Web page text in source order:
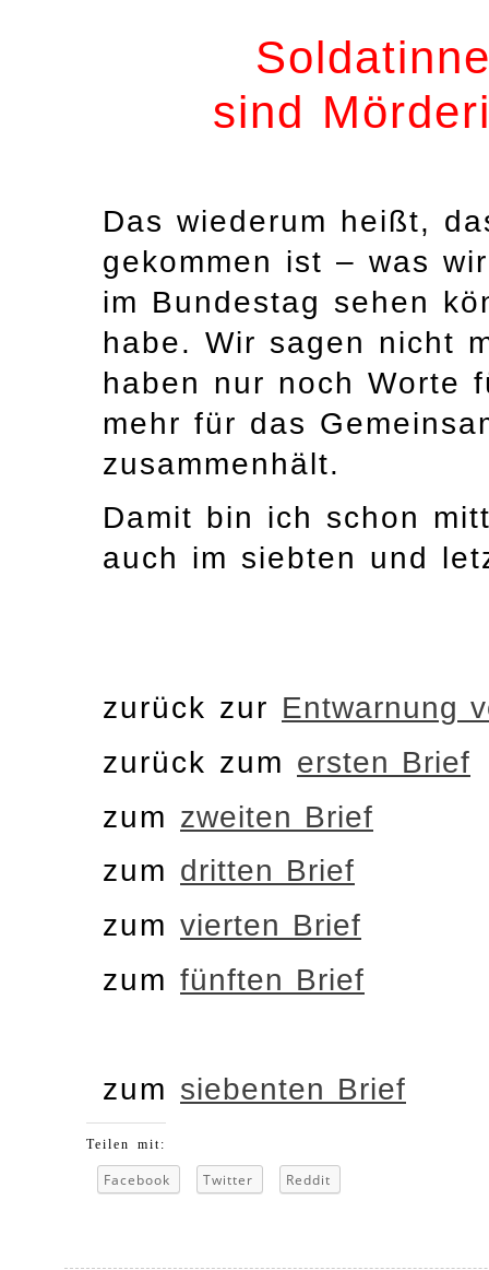
sind
Das wiederum heißt,
gekommen ist – was
im Bundestag sehen
habe. Wir sagen nicht
haben nur noch Worte
mehr für das
zusammenhält.
Damit bin ich schon
auch im siebten und
zurück zur Entwarnung
zurück zum ersten Brief
zum zweiten Brief
zum dritten Brief
zum vierten Brief
zum fünften Brief
zum siebenten Brief
Teilen mit:
Facebook Twitter Reddit